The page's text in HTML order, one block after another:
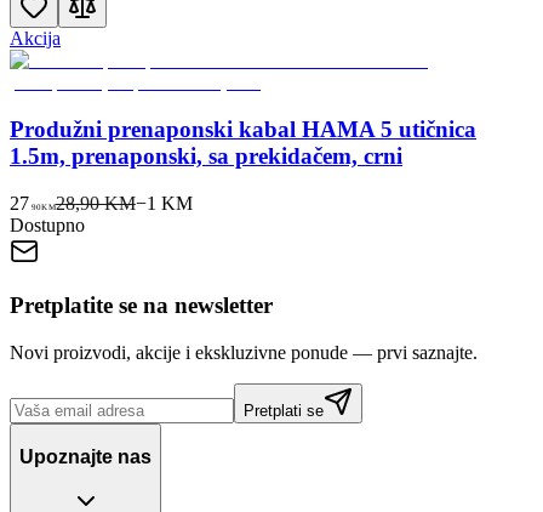
Akcija
Produžni prenaponski kabal HAMA 5 utičnica
1.5m, prenaponski, sa prekidačem, crni
27 90KM28,90 KM−1 KM
Dostupno
Pretplatite se na newsletter
Novi proizvodi, akcije i ekskluzivne ponude — prvi saznajte.
Pretplati se
Upoznajte nas